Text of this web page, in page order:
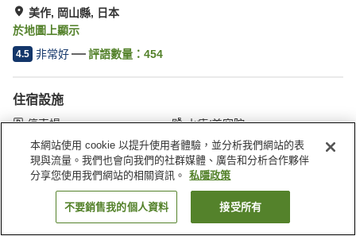
美作, 岡山縣, 日本
於地圖上顯示
4.5 非常好 評語數量： 454
住宿設施
停車場
水療/美容院
休息室
咖啡廳
主頁 日本 岡山縣 美作 湯鄉溫泉酒店湯之杜美春閣
找客房
本網站使用 cookie 以提升使用者體驗，並分析我們網站的表
現與流量。我們也會向我們的社群媒體、廣告和分析合作夥伴
分享您使用我們網站的相關資訊。
私隱政策
不要銷售我的個人資料 接受所有